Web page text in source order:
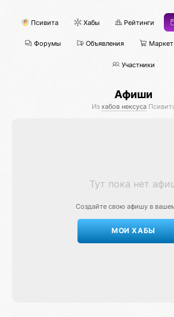
Псивита Хабы Рейтинги
Форумы Объявления Маркет
Участники
Афиши
Из хабов нексуса
Тут пока нет
Создайте свою афишу в
МОИ ХАБЫ